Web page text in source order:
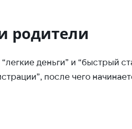
родители
деньги” и “быстрый
после чего